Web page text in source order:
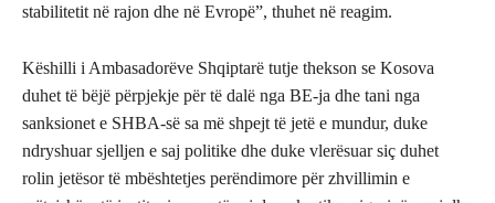
stabilitetit në rajon dhe në Evropë”, thuhet në reagim.
Këshilli i Ambasadorëve Shqiptarë tutje thekson se Kosova
duhet të bëjë përpjekje për të dalë nga BE-ja dhe tani nga
sanksionet e SHBA-së sa më shpejt të jetë e mundur, duke
ndryshuar sjelljen e saj politike dhe duke vlerësuar siç duhet
rolin jetësor të mbështetjes perëndimore për zhvillimin e